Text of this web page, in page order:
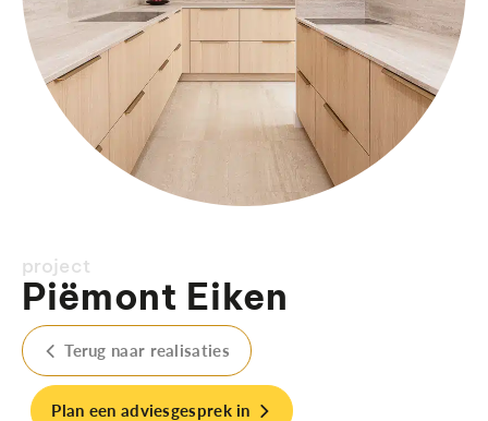
project
Piëmont Eiken
Terug naar realisaties
Plan een adviesgesprek in